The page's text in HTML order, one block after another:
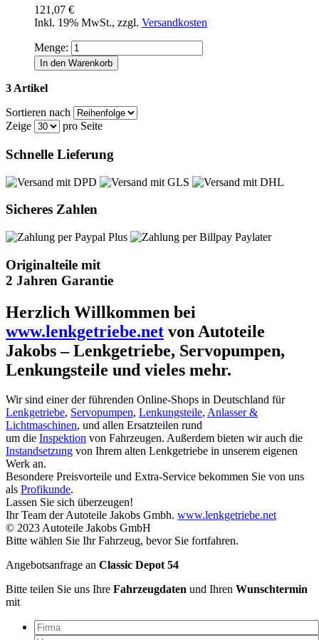
121,07 €
Inkl. 19% MwSt., zzgl. Versandkosten
Menge:
In den Warenkorb
3 Artikel
Sortieren nach
Zeige
pro Seite
Schnelle Lieferung
Sicheres Zahlen
Originalteile mit
2 Jahren Garantie
Herzlich Willkommen bei
www.lenkgetriebe.net von Autoteile
Jakobs – Lenkgetriebe, Servopumpen,
Lenkungsteile und vieles mehr.
Wir sind einer der führenden Online-Shops in Deutschland für
Lenkgetriebe, Servopumpen, Lenkungsteile, Anlasser &
Lichtmaschinen, und allen Ersatzteilen rund
um die Inspektion von Fahrzeugen. Außerdem bieten wir auch die
Instandsetzung von Ihrem alten Lenkgetriebe in unserem eigenen
Werk an.
Besondere Preisvorteile und Extra-Service bekommen Sie von uns
als Profikunde.
Lassen Sie sich überzeugen!
Ihr Team der Autoteile Jakobs Gmbh. www.lenkgetriebe.net
© 2023 Autoteile Jakobs GmbH
Bitte wählen Sie Ihr Fahrzeug, bevor Sie fortfahren.
Angebotsanfrage an Classic Depot 54
Bitte teilen Sie uns Ihre Fahrzeugdaten und Ihren Wunschtermin
mit